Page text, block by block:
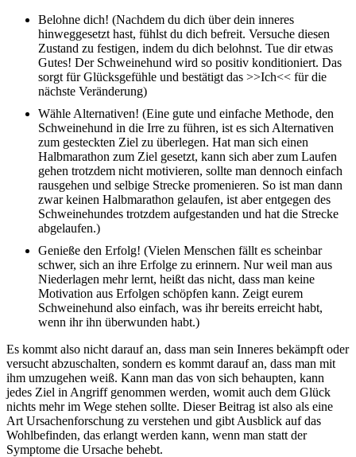
Belohne dich! (Nachdem du dich über dein inneres
hinweggesetzt hast, fühlst du dich befreit. Versuche diesen
Zustand zu festigen, indem du dich belohnst. Tue dir etwas
Gutes! Der Schweinehund wird so positiv konditioniert. Das
sorgt für Glücksgefühle und bestätigt das >>Ich<< für die
nächste Veränderung)
Wähle Alternativen! (Eine gute und einfache Methode, den
Schweinehund in die Irre zu führen, ist es sich Alternativen
zum gesteckten Ziel zu überlegen. Hat man sich einen
Halbmarathon zum Ziel gesetzt, kann sich aber zum Laufen
gehen trotzdem nicht motivieren, sollte man dennoch einfach
rausgehen und selbige Strecke promenieren. So ist man dann
zwar keinen Halbmarathon gelaufen, ist aber entgegen des
Schweinehundes trotzdem aufgestanden und hat die Strecke
abgelaufen.)
Genieße den Erfolg! (Vielen Menschen fällt es scheinbar
schwer, sich an ihre Erfolge zu erinnern. Nur weil man aus
Niederlagen mehr lernt, heißt das nicht, dass man keine
Motivation aus Erfolgen schöpfen kann. Zeigt eurem
Schweinehund also einfach, was ihr bereits erreicht habt,
wenn ihr ihn überwunden habt.)
Es kommt also nicht darauf an, dass man sein Inneres bekämpft oder
versucht abzuschalten, sondern es kommt darauf an, dass man mit
ihm umzugehen weiß. Kann man das von sich behaupten, kann
jedes Ziel in Angriff genommen werden, womit auch dem Glück
nichts mehr im Wege stehen sollte. Dieser Beitrag ist also als eine
Art Ursachenforschung zu verstehen und gibt Ausblick auf das
Wohlbefinden, das erlangt werden kann, wenn man statt der
Symptome die Ursache behebt.